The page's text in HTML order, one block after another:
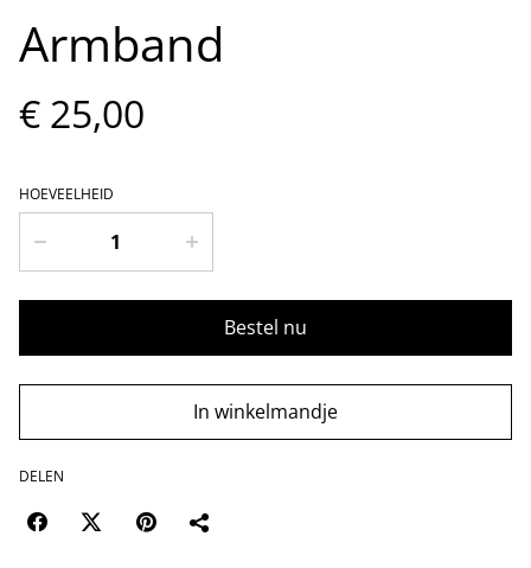
Armband
€ 25,00
HOEVEELHEID
Bestel nu
In winkelmandje
DELEN